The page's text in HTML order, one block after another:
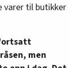
varer til butikker
men